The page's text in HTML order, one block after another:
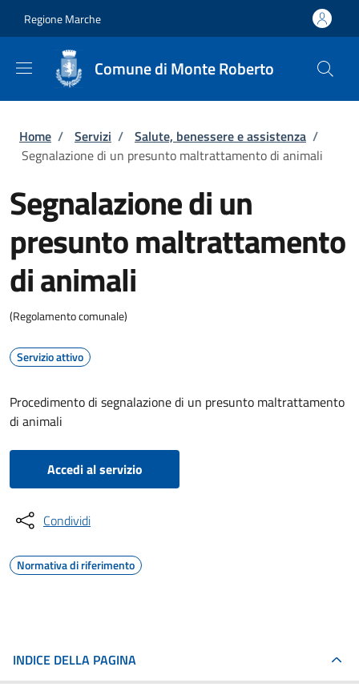
Regione Marche
Comune di Monte Roberto
Briciole di pane
Home / Servizi / Salute, benessere e assistenza /
Segnalazione di un presunto maltrattamento di animali
Segnalazione di un
presunto maltrattamento
di animali
(Regolamento comunale)
Servizio attivo
Procedimento di segnalazione di un presunto maltrattamento
di animali
Accedi al servizio
Condividi
Normativa di riferimento
INDICE DELLA PAGINA